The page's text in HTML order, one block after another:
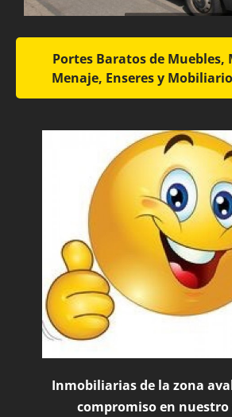
Portes Baratos de Muebles,
Menaje, Enseres y
Inmobiliarias de la zona
compromiso en